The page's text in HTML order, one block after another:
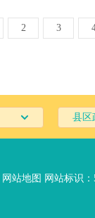
2 3
县区
网站地图 网站标识：